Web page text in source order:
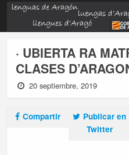
· UBIERTA RA
CLASES
20 septiembre, 2019
Compartir
Publicar en
Twitter